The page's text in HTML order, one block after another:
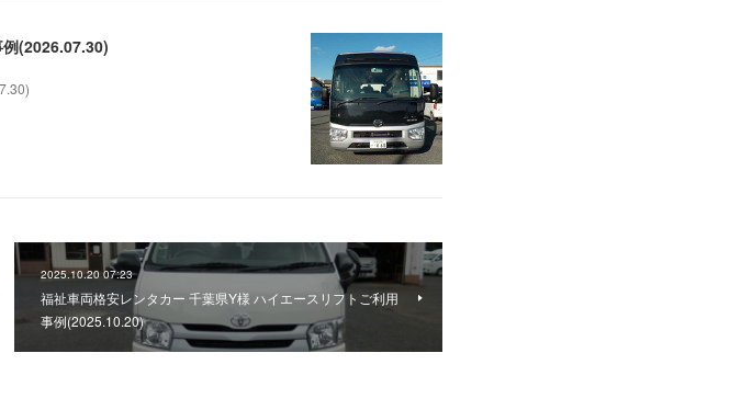
(2026.07.30)
2025.10.20 07:23
福祉車両格安レンタカー 千葉県Y様 ハイエースリフトご利用
事例(2025.10.20)